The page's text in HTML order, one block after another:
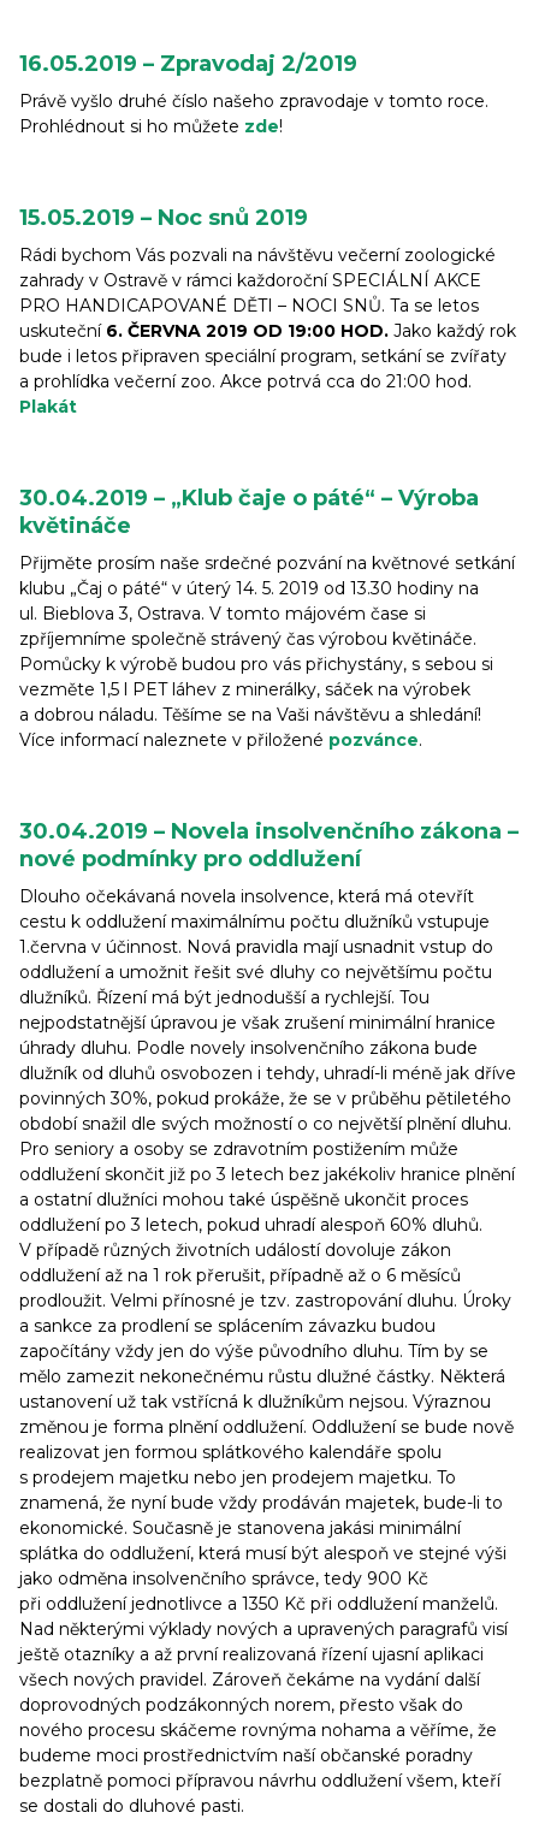
16.05.2019 – Zpravodaj 2/2019
Právě vyšlo druhé číslo našeho zpravodaje v tomto roce.
Prohlédnout si ho můžete zde!
15.05.2019 – Noc snů 2019
Rádi bychom Vás pozvali na návštěvu večerní zoologické
zahrady v Ostravě v rámci každoroční SPECIÁLNÍ AKCE
PRO HANDICAPOVANÉ DĚTI – NOCI SNŮ. Ta se letos
uskuteční 6. ČERVNA 2019 OD 19:00 HOD. Jako každý rok
bude i letos připraven speciální program, setkání se zvířaty
a prohlídka večerní zoo. Akce potrvá cca do 21:00 hod.
Plakát
30.04.2019 – „Klub čaje o páté“ – Výroba
květináče
Přijměte prosím naše srdečné pozvání na květnové setkání
klubu „Čaj o páté“ v úterý 14. 5. 2019 od 13.30 hodiny na
ul. Bieblova 3, Ostrava. V tomto májovém čase si
zpříjemníme společně strávený čas výrobou květináče.
Pomůcky k výrobě budou pro vás přichystány, s sebou si
vezměte 1,5 l PET láhev z minerálky, sáček na výrobek
a dobrou náladu. Těšíme se na Vaši návštěvu a shledání!
Více informací naleznete v přiložené pozvánce.
30.04.2019 – Novela insolvenčního zákona –
nové podmínky pro oddlužení
Dlouho očekávaná novela insolvence, která má otevřít
cestu k oddlužení maximálnímu počtu dlužníků vstupuje
1.června v účinnost. Nová pravidla mají usnadnit vstup do
oddlužení a umožnit řešit své dluhy co největšímu počtu
dlužníků. Řízení má být jednodušší a rychlejší. Tou
nejpodstatnější úpravou je však zrušení minimální hranice
úhrady dluhu. Podle novely insolvenčního zákona bude
dlužník od dluhů osvobozen i tehdy, uhradí-li méně jak dříve
povinných 30%, pokud prokáže, že se v průběhu pětiletého
období snažil dle svých možností o co největší plnění dluhu.
Pro seniory a osoby se zdravotním postižením může
oddlužení skončit již po 3 letech bez jakékoliv hranice plnění
a ostatní dlužníci mohou také úspěšně ukončit proces
oddlužení po 3 letech, pokud uhradí alespoň 60% dluhů.
V případě různých životních událostí dovoluje zákon
oddlužení až na 1 rok přerušit, případně až o 6 měsíců
prodloužit. Velmi přínosné je tzv. zastropování dluhu. Úroky
a sankce za prodlení se splácením závazku budou
započítány vždy jen do výše původního dluhu. Tím by se
mělo zamezit nekonečnému růstu dlužné částky. Některá
ustanovení už tak vstřícná k dlužníkům nejsou. Výraznou
změnou je forma plnění oddlužení. Oddlužení se bude nově
realizovat jen formou splátkového kalendáře spolu
s prodejem majetku nebo jen prodejem majetku. To
znamená, že nyní bude vždy prodáván majetek, bude-li to
ekonomické. Současně je stanovena jakási minimální
splátka do oddlužení, která musí být alespoň ve stejné výši
jako odměna insolvenčního správce, tedy 900 Kč
při oddlužení jednotlivce a 1350 Kč při oddlužení manželů.
Nad některými výklady nových a upravených paragrafů visí
ještě otazníky a až první realizovaná řízení ujasní aplikaci
všech nových pravidel. Zároveň čekáme na vydání další
doprovodných podzákonných norem, přesto však do
nového procesu skáčeme rovnýma nohama a věříme, že
budeme moci prostřednictvím naší občanské poradny
bezplatně pomoci přípravou návrhu oddlužení všem, kteří
se dostali do dluhové pasti.